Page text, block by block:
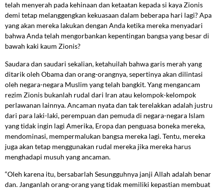
telah menyerah pada kehinaan dan ketaatan kepada si kaya Zionis
demi tetap melanggengkan kekuasaan dalam beberapa hari lagi? Apa
yang akan mereka lakukan dengan Anda ketika mereka menyadari
bahwa Anda telah mengorbankan kepentingan bangsa yang besar di
bawah kaki kaum Zionis?
Saudara dan saudari sekalian, ketahuilah bahwa garis merah yang
ditarik oleh Obama dan orang-orangnya, sepertinya akan dilintasi
oleh negara-negara Muslim yang telah bangkit. Yang mengancam
rezim Zionis bukanlah rudal dari Iran atau kelompok-kelompok
perlawanan lainnya. Ancaman nyata dan tak terelakkan adalah justru
dari para laki-laki, perempuan dan pemuda di negara-negara Islam
yang tidak ingin lagi Amerika, Eropa dan penguasa boneka mereka,
mendominasi, mempermalukan bangsa mereka lagi. Tentu, mereka
juga akan tetap menggunakan rudal mereka jika mereka harus
menghadapi musuh yang ancaman.
“Oleh karena itu, bersabarlah Sesungguhnya janji Allah adalah benar
dan. Janganlah orang-orang yang tidak memiliki kepastian membuat